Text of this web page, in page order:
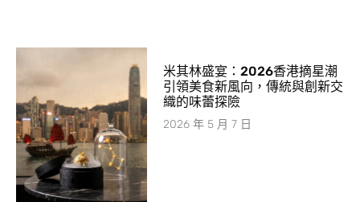
米其林盛宴：2026香港摘星潮
引領美食新風向，傳統與創新交
織的味蕾探險
2026 年 5 月 7 日